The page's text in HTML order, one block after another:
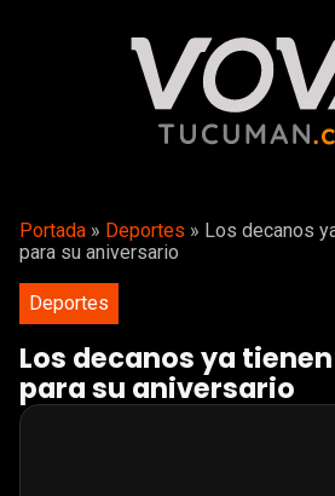
Portada » Deportes » Los decanos
para su aniversario
Deportes
Los decanos ya
para su aniversario